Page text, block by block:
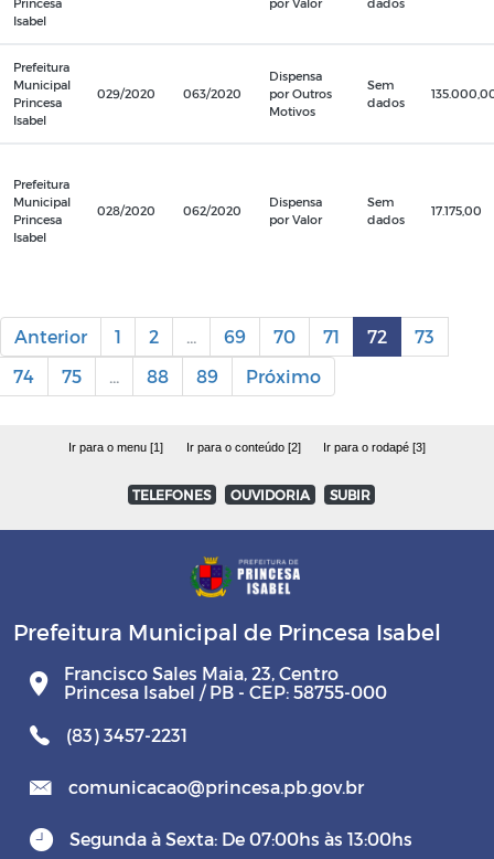
Isabel
Prefeitura
Municipal
Princesa
Isabel
029/2020 063/2020
Dispensa
por Outros
Motivos
Sem
dados
Prefeitura
Municipal
Princesa
Isabel
028/2020 062/2020
Dispensa
por Valor
Sem
dados
17.175,00
Anterior 1 2 69 70 71 72
73
74
75 88 89 Próximo
Ir para o menu [1] Ir para o conteúdo [2] Ir para o rodapé [3]
TELEFONES OUVIDORIA SUBIR
Prefeitura Municipal de Princesa Isabel
Francisco Sales Maia, 23, Centro
Princesa Isabel / PB - CEP: 58755-000
(83) 3457-2231
comunicacao@princesa.pb.gov.br
Segunda à Sexta: De 07:00hs às 13:00hs